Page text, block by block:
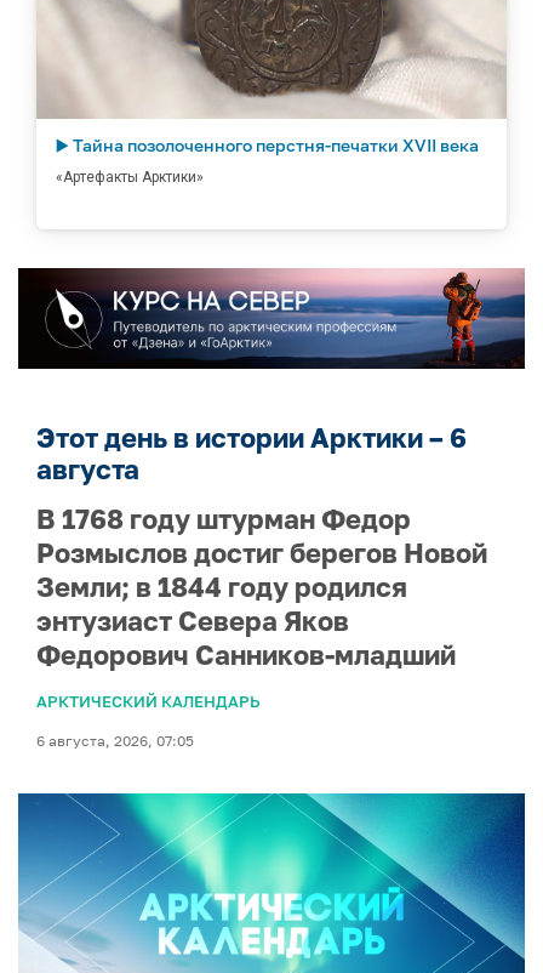
▶️ Тайна позолоченного перстня-печатки XVII века
«Артефакты Арктики»
Этот день в истории Арктики – 6
августа
В 1768 году штурман Федор
Розмыслов достиг берегов Новой
Земли; в 1844 году родился
энтузиаст Севера Яков
Федорович Санников-младший
АРКТИЧЕСКИЙ КАЛЕНДАРЬ
6 августа, 2026, 07:05